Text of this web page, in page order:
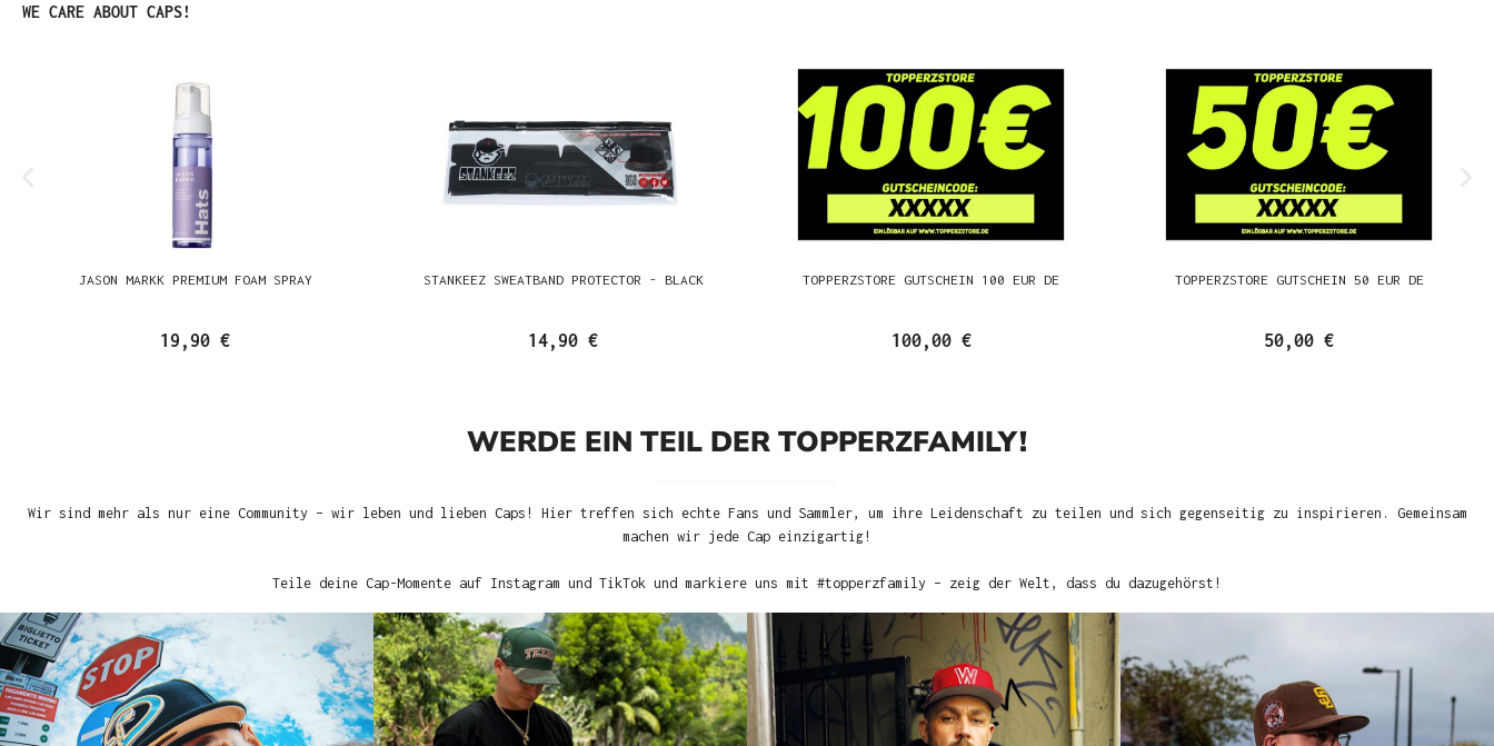
Produktgalerie überspringen
WE CARE ABOUT CAPS!
JASON MARKK PREMIUM FOAM SPRAY
19,90 €
STANKEEZ SWEATBAND PROTECTOR - BLACK
14,90 €
TOPPERZSTORE GUTSCHEIN 100 EUR DE
100,00 €
TOPPERZSTORE GUTSCHEIN 50 EUR DE
50,00 €
WERDE EIN TEIL DER TOPPERZFAMILY!
Wir sind mehr als nur eine Community – wir leben und lieben Caps! Hier treffen sich echte Fans und Sammler, um ihre Leidenschaft zu teilen und sich gegenseitig zu inspirieren. Gemeinsam
machen wir jede Cap einzigartig!
Teile deine Cap-Momente auf Instagram und TikTok und markiere uns mit #topperzfamily – zeig der Welt, dass du dazugehörst!